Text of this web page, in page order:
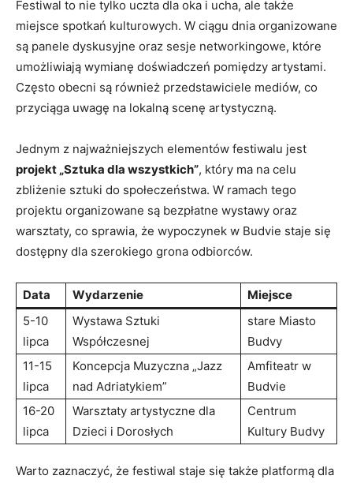
Festiwal to nie tylko ‍uczta dla oka i ucha, ale ​także
miejsce spotkań ⁣kulturowych. W​ ciągu⁣ dnia ​organizowane
są panele dyskusyjne oraz sesje networkingowe, które
umożliwiają wymianę doświadczeń pomiędzy artystami. ​
Często obecni są⁣ również przedstawiciele ‍mediów,​ co
przyciąga uwagę na lokalną scenę artystyczną.
Jednym z najważniejszych elementów​ festiwalu jest
projekt „Sztuka dla wszystkich”, który ma ‍na celu
zbliżenie sztuki ‌do społeczeństwa. W ramach tego
projektu organizowane są bezpłatne wystawy oraz
warsztaty, co sprawia, że wypoczynek w Budvie staje się
⁣dostępny⁣ dla szerokiego ⁣grona ​odbiorców.
Data Wydarzenie
Miejsce
5-10
lipca
Wystawa Sztuki
Współczesnej
stare Miasto
⁤Budvy
11-15
‌lipca
Koncepcja Muzyczna‍ „Jazz
nad Adriatykiem”
Amfiteatr w
Budvie
16-20
lipca
Warsztaty artystyczne⁢ dla
⁣Dzieci i Dorosłych
Centrum
‌Kultury Budvy
Warto​ zaznaczyć, że⁣ festiwal staje ⁤się także ​platformą dla